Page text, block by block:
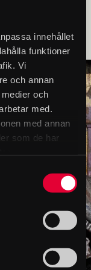
innehållet
funktioner
Vi
och annan
och
med.
med annan
som de har